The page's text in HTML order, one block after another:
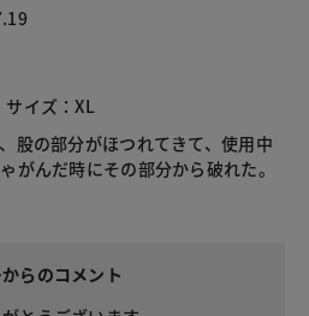
サイズ：XL
股の部分がほつれてきて、使用中
がんだ時にその部分から破れた。
らのコメント